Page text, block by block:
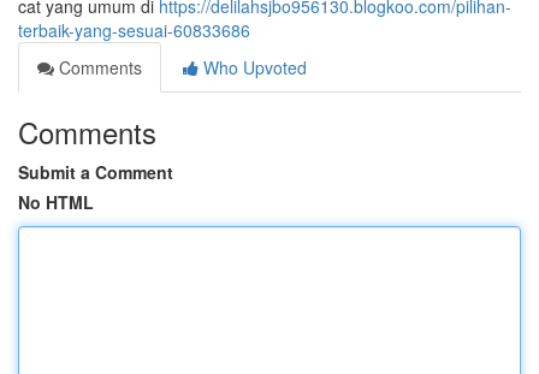
cat yang umum di https://delilahsjbo956130.blogkoo.com/pilihan-
terbaik-yang-sesuai-60833686
Comments
Who Upvoted
Comments
Submit a Comment
No HTML